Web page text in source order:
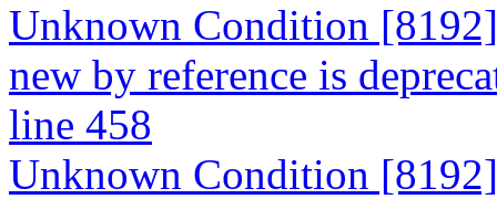
Unknown Condition
new by reference is
line 458
Unknown Condition